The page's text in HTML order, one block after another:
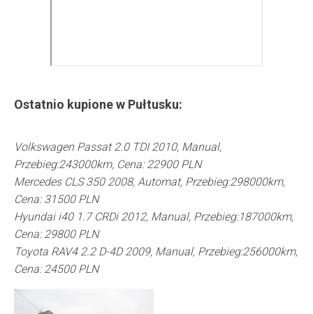
Ostatnio kupione w Pułtusku:
Volkswagen Passat 2.0 TDI 2010, Manual,
Przebieg:243000km, Cena: 22900 PLN
Mercedes CLS 350 2008, Automat, Przebieg:298000km,
Cena: 31500 PLN
Hyundai i40 1.7 CRDi 2012, Manual, Przebieg:187000km,
Cena: 29800 PLN
Toyota RAV4 2.2 D-4D 2009, Manual, Przebieg:256000km,
Cena: 24500 PLN